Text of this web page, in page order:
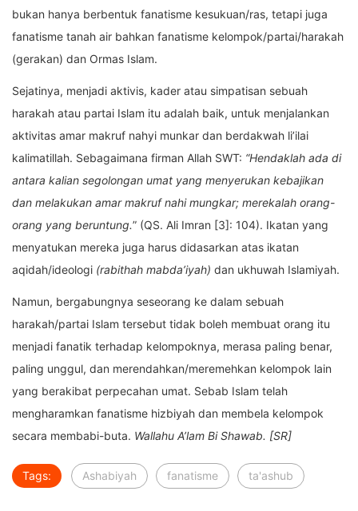
bukan hanya berbentuk fanatisme kesukuan/ras, tetapi juga
fanatisme tanah air bahkan fanatisme kelompok/partai/harakah
(gerakan) dan Ormas Islam.
Sejatinya, menjadi aktivis, kader atau simpatisan sebuah
harakah atau partai Islam itu adalah baik, untuk menjalankan
aktivitas amar makruf nahyi munkar dan berdakwah li’ilai
kalimatillah. Sebagaimana firman Allah SWT: “Hendaklah ada di
antara kalian segolongan umat yang menyerukan kebajikan
dan melakukan amar makruf nahi mungkar; merekalah orang-
orang yang beruntung.” (QS. Ali Imran [3]: 104). Ikatan yang
menyatukan mereka juga harus didasarkan atas ikatan
aqidah/ideologi (rabithah mabda’iyah) dan ukhuwah Islamiyah.
Namun, bergabungnya seseorang ke dalam sebuah
harakah/partai Islam tersebut tidak boleh membuat orang itu
menjadi fanatik terhadap kelompoknya, merasa paling benar,
paling unggul, dan merendahkan/meremehkan kelompok lain
yang berakibat perpecahan umat. Sebab Islam telah
mengharamkan fanatisme hizbiyah dan membela kelompok
secara membabi-buta. Wallahu A’lam Bi Shawab. [SR]
Tags: Ashabiyah fanatisme ta'ashub